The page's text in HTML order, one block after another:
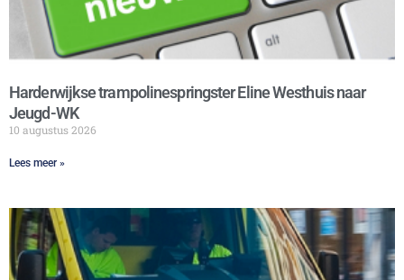
Harderwijkse trampolinespringster Eline Westhuis naar
Jeugd-WK
10 augustus 2026
Lees meer »